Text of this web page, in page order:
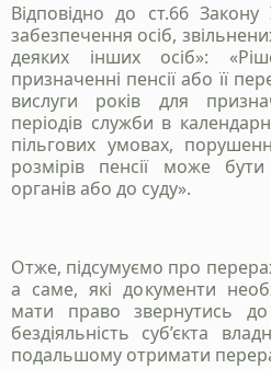
Відповідно до ст.66
забезпечення осіб,
деяких інших осіб»:
призначенні пенсії або її
вислуги років для
періодів служби в
пільгових умовах,
розмірів пенсії може
органів або до суду».
Отже, підсумуємо про
а саме, які документи
мати право звернутись
бездіяльність суб’єкта
подальшому отримати
Політика